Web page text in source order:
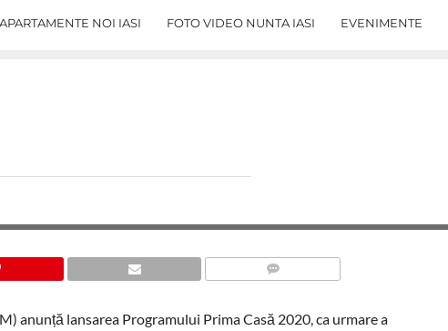
APARTAMENTE NOI IASI FOTO VIDEO NUNTA IASI EVENIMENTE
lansarea Programului Prima Casă 2020, ca urmare a